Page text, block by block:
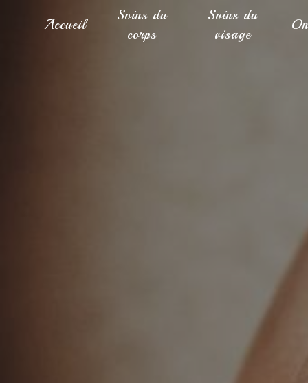
Accueil
Soins du
corps
Soins du
visage
Panneau de gestion des cookies